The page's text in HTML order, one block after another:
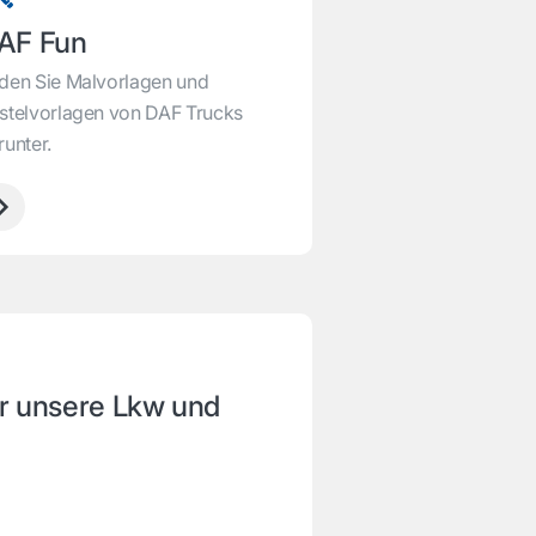
Fun
Sie Malvorlagen und
von DAF Trucks
unsere Lkw und